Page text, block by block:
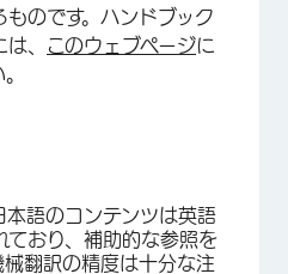
ものです。ハンドブック
、
このウェブページに
本語のコンテンツは英語
ており、補助的な参照を
械翻訳の精度は十分な注